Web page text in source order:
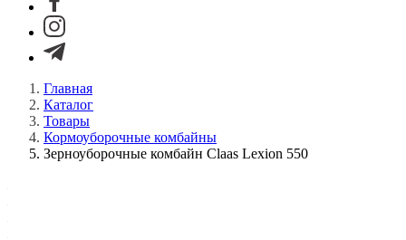
Главная
Каталог
Товары
Кормоуборочные комбайны
Зерноуборочные комбайн Claas Lexion 550